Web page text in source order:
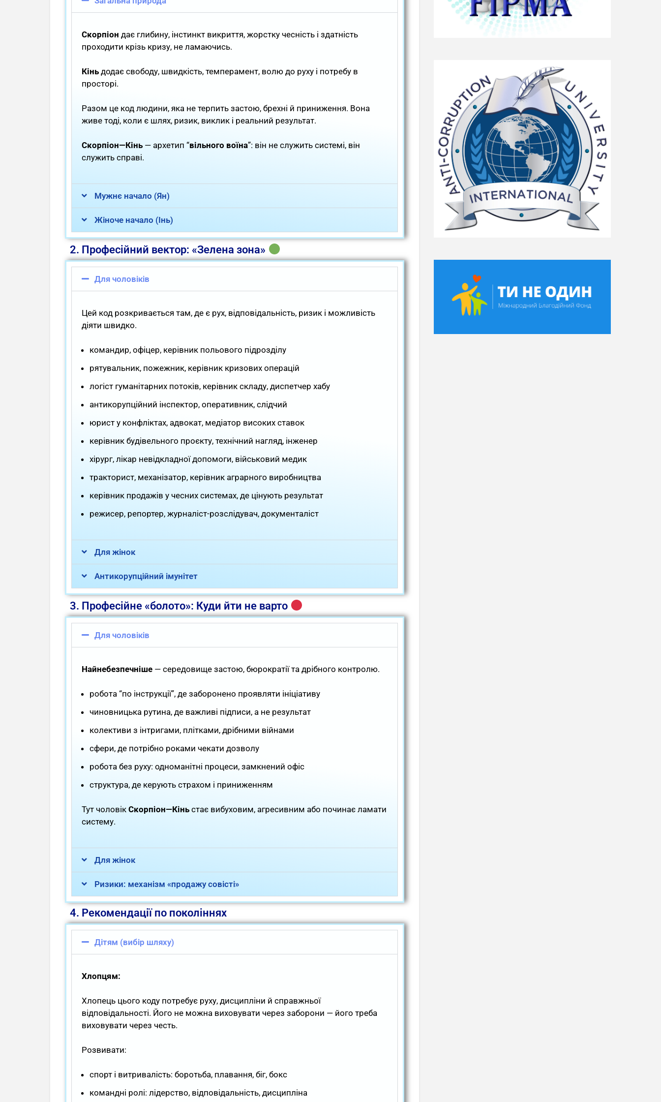
Скорпіон дає глибину, інстинкт викриття, жорстку чесність і здатність
проходити крізь кризу, не ламаючись.
Кінь додає свободу, швидкість, темперамент, волю до руху і потребу в
просторі.
Разом це код людини, яка не терпить застою, брехні й приниження. Вона
живе тоді, коли є шлях, ризик, виклик і реальний результат.
Скорпіон—Кінь — архетип “вільного воїна”: він не служить системі, він
служить справі.
Мужнє начало (Ян)
Жіноче начало (Інь)
2. Професійний вектор: «Зелена зона»
Для чоловіків
Цей код розкривається там, де є рух, відповідальність, ризик і можливість
діяти швидко.
командир, офіцер, керівник польового підрозділу
рятувальник, пожежник, керівник кризових операцій
логіст гуманітарних потоків, керівник складу, диспетчер хабу
антикорупційний інспектор, оперативник, слідчий
юрист у конфліктах, адвокат, медіатор високих ставок
керівник будівельного проєкту, технічний нагляд, інженер
хірург, лікар невідкладної допомоги, військовий медик
тракторист, механізатор, керівник аграрного виробництва
керівник продажів у чесних системах, де цінують результат
режисер, репортер, журналіст-розслідувач, документаліст
Для жінок
Антикорупційний імунітет
3. Професійне «болото»: Куди йти не варто
Для чоловіків
Найнебезпечніше — середовище застою, бюрократії та дрібного контролю.
робота “по інструкції”, де заборонено проявляти ініціативу
чиновницька рутина, де важливі підписи, а не результат
колективи з інтригами, плітками, дрібними війнами
сфери, де потрібно роками чекати дозволу
робота без руху: одноманітні процеси, замкнений офіс
структура, де керують страхом і приниженням
Тут чоловік Скорпіон—Кінь стає вибуховим, агресивним або починає ламати
систему.
Для жінок
Ризики: механізм «продажу совісті»
4. Рекомендації по поколіннях
Дітям (вибір шляху)
Хлопцям:
Хлопець цього коду потребує руху, дисципліни й справжньої
відповідальності. Його не можна виховувати через заборони — його треба
виховувати через честь.
Розвивати:
спорт і витривалість: боротьба, плавання, біг, бокс
командні ролі: лідерство, відповідальність, дисципліна